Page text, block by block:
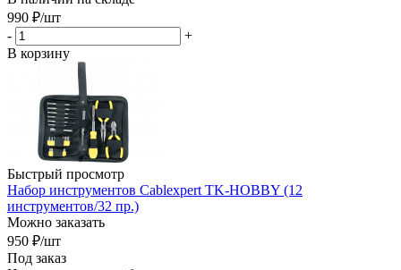
990 ₽/шт
-
+
В корзину
Быстрый просмотр
Набор инструментов Cablexpert TK-HOBBY (12
инструментов/32 пр.)
Можно заказать
950 ₽/шт
Под заказ